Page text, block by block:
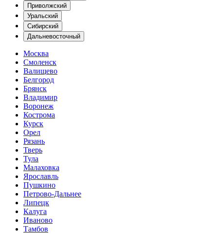
Приволжский
Уральский
Сибирский
Дальневосточный
Москва
Смоленск
Валищево
Белгород
Брянск
Владимир
Воронеж
Кострома
Курск
Орел
Рязань
Тверь
Тула
Малаховка
Ярославль
Пушкино
Петрово-Дальнее
Липецк
Калуга
Иваново
Тамбов